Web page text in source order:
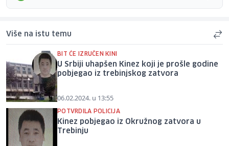
Više na istu temu
BIT ĆE IZRUČEN KINI
U Srbiji uhapšen Kinez koji je prošle godine
pobjegao iz trebinjskog zatvora
06.02.2024. u 13:55
POTVRDILA POLICIJA
Kinez pobjegao iz Okružnog zatvora u
Trebinju